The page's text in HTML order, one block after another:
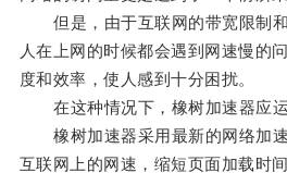
但是，由于互联网的带宽限制和
人在上网的时候都会遇到网速慢的
度和效率，使人感到十分困扰。
在这种情况下，橡树加速器应运
橡树加速器采用最新的网络加速
互联网上的网速，缩短页面加载时